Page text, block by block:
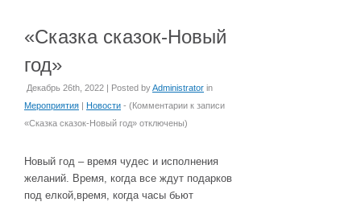
«Сказка сказок-Новый
год»
Декабрь 26th, 2022 | Posted byAdministrator in
Мероприятия | Новости - (Комментарии к записи
«Сказка сказок-Новый год» отключены)
Новый год – время чудес и исполнения
желаний. Время, когда все ждут подарков
под елкой,время, когда часы бьют